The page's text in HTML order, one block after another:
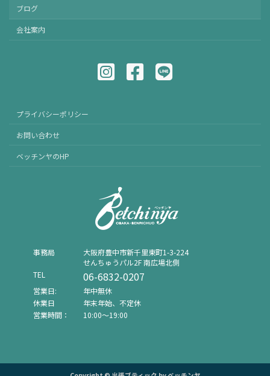
ブログ
会社案内
プライバシーポリシー
お問い合わせ
ベッチンヤのHP
事務局
⼤阪府豊中市新千⾥東町1-3-224
せんちゅうパル2F 南広場北側
TEL
06-6832-0207
営業日:
年中無休
休業日
年末年始、不定休
営業時間：
10:00〜19:00